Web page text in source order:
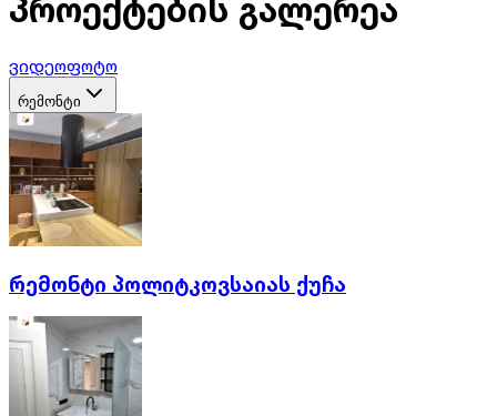
პროექტების გალერეა
ვიდეოფოტო
რემონტი
რემონტი პოლიტკოვსაიას ქუჩა